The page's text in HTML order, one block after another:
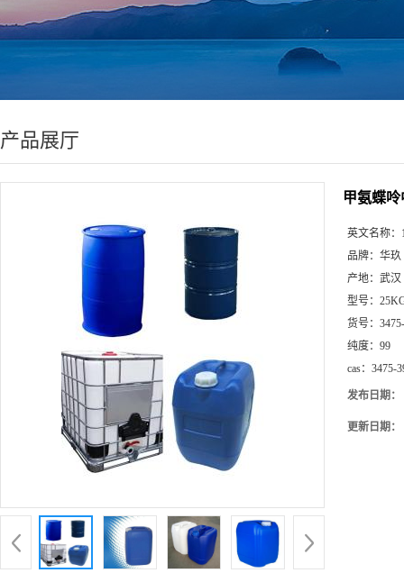
产品展厅
甲氨蝶呤
英文名称：
品牌： 华玖
产地： 武汉
型号：
货号：
纯度： 99
cas： 3475-
发布日期：
更新日期：